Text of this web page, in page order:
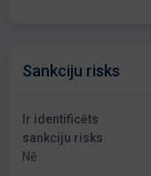
Sankciju risks
Ir identificēts
sankciju risks
Nē